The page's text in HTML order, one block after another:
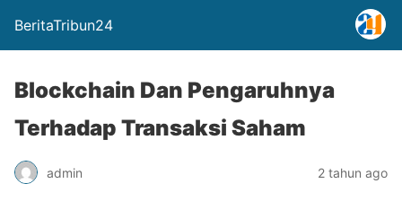
BeritaTribun24
Blockchain Dan Pengaruhnya
Terhadap Transaksi Saham
admin 2 tahun ago